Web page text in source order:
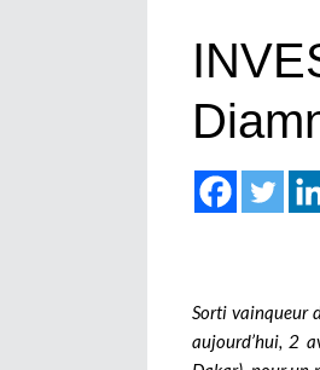
Sorti vainqueur
aujourd’hui, 2